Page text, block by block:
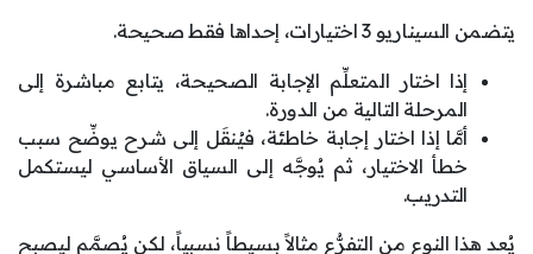
يتضمن السيناريو 3 اختيارات، إحداها فقط صحيحة.
إذا اختار المتعلِّم الإجابة الصحيحة، يتابع مباشرة إلى
المرحلة التالية من الدورة.
أمَّا إذا اختار إجابة خاطئة، فيُنقَل إلى شرح يوضِّح سبب
خطأ الاختيار، ثم يُوجَّه إلى السياق الأساسي ليستكمل
التدريب.
يُعد هذا النوع من التفرُّع مثالاً بسيطاً نسبياً، لكن يُصمَّم ليصبح